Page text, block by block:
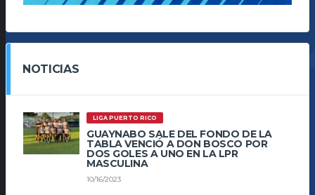
NOTICIAS
LIGA PUERTO RICO
GUAYNABO SALE DEL FONDO DE LA
TABLA VENCIÓ A DON BOSCO POR
DOS GOLES A UNO EN LA LPR
MASCULINA
10/16/2023